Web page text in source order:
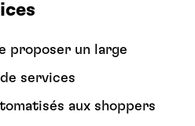
proposer un large
services
aux shoppers